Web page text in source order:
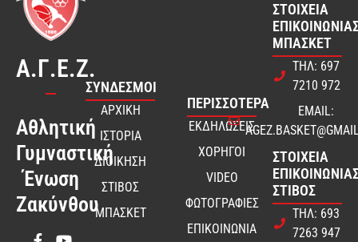
Α.Γ.Ε.Ζ.
Αθλητική
Γυμναστική
Ένωση
Ζακύνθου
ΣΎΝΔΕΣΜΟΙ
ΑΡΧΙΚΗ
ΙΣΤΟΡΙΑ
ΔΙΟΙΚΗΣΗ
ΣΤΙΒΟΣ
ΜΠΑΣΚΕΤ
ΠΕΡΙΣΣΟΤΕΡΑ
ΕΚΔΗΛΩΣΕΙΣ
ΧΟΡΗΓΟΙ
VIDEO
ΦΩΤΟΓΡΑΦΙΕΣ
ΕΠΙΚΟΙΝΩΝΙΑ
ΣΤΟΙΧΕΊΑ
ΜΠΆΣΚΕΤ
ΤΗΛ: 697
7210 972
EMAIL:
ΣΤΟΙΧΕΊΑ
ΣΤΊΒΟΣ
ΤΗΛ: 693
7263 947